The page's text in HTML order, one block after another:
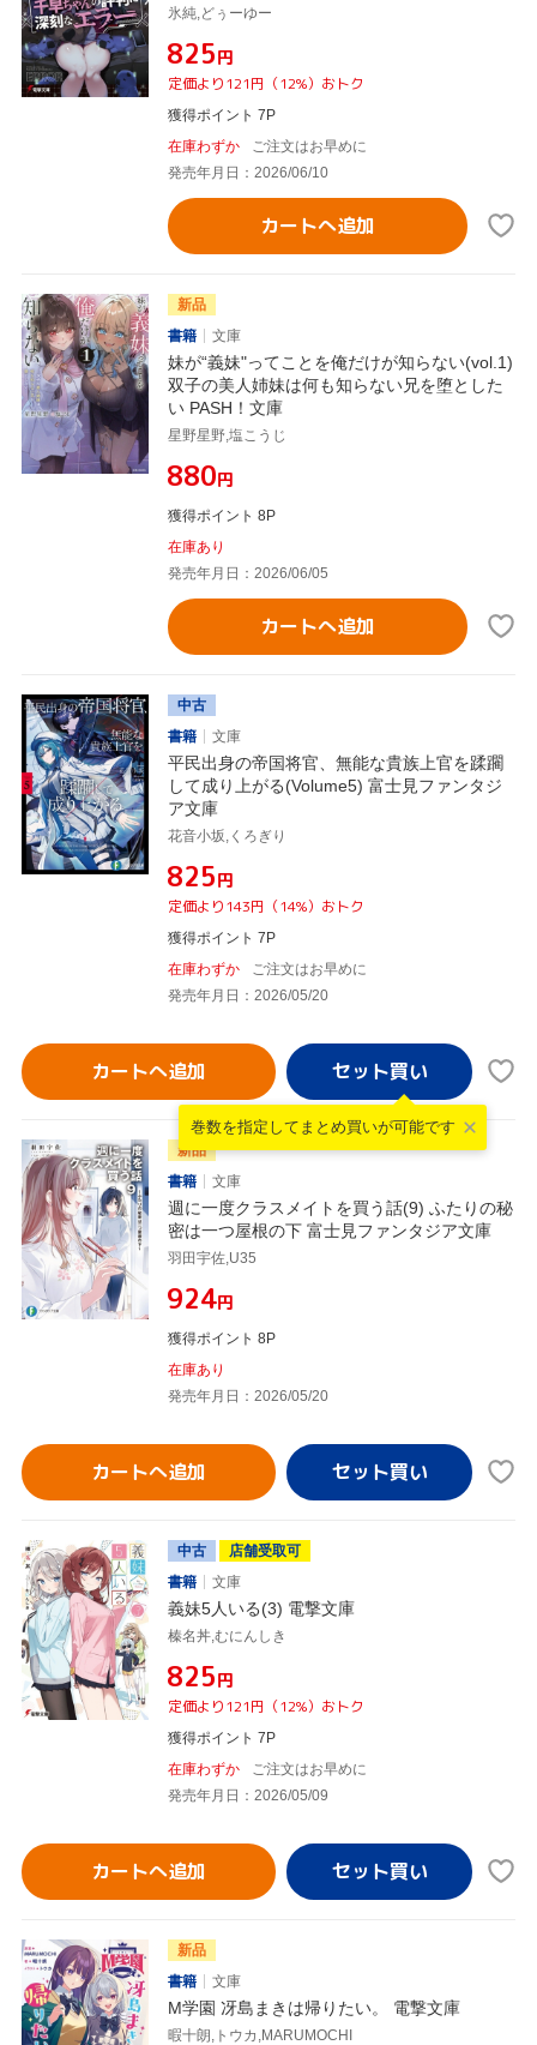
氷純,どぅーゆー
¥825円
定価より121円（12%）おトク
獲得ポイント 7P
在庫わずか
ご注文はお早めに
発売年月日：2026/06/10
カートへ追加
新品
書籍
文庫
妹が“義妹"ってことを俺だけが知らない(vol.1)
双子の美人姉妹は何も知らない兄を堕とした
い PASH！文庫
星野星野,塩こうじ
¥880円
獲得ポイント 8P
在庫あり
発売年月日：2026/06/05
カートへ追加
中古
書籍
文庫
平民出身の帝国将官、無能な貴族上官を蹂躙
して成り上がる(Volume5) 富士見ファンタジ
ア文庫
花音小坂,くろぎり
¥825円
定価より143円（14%）おトク
獲得ポイント 7P
在庫わずか
ご注文はお早めに
発売年月日：2026/05/20
カートへ追加
巻数を指定して まとめ買いが可能です
新品
書籍
文庫
週に一度クラスメイトを買う話(9) ふたりの秘
密は一つ屋根の下 富士見ファンタジア文庫
羽田宇佐,U35
¥924円
獲得ポイント 8P
在庫あり
発売年月日：2026/05/20
カートへ追加
中古
店舗受取可
書籍
文庫
義妹5人いる(3) 電撃文庫
榛名丼,むにんしき
¥825円
定価より121円（12%）おトク
獲得ポイント 7P
在庫わずか
ご注文はお早めに
発売年月日：2026/05/09
カートへ追加
新品
書籍
文庫
M学園 冴島まきは帰りたい。 電撃文庫
暇十朗,トウカ,MARUMOCHI